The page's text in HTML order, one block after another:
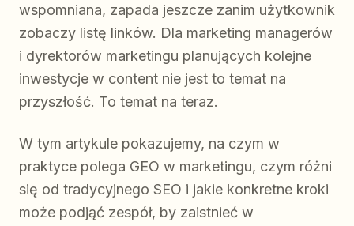
wspomniana, zapada jeszcze zanim użytkownik
zobaczy listę linków. Dla marketing managerów
i dyrektorów marketingu planujących kolejne
inwestycje w content nie jest to temat na
przyszłość. To temat na teraz.
W tym artykule pokazujemy, na czym w
praktyce polega GEO w marketingu, czym różni
się od tradycyjnego SEO i jakie konkretne kroki
może podjąć zespół, by zaistnieć w